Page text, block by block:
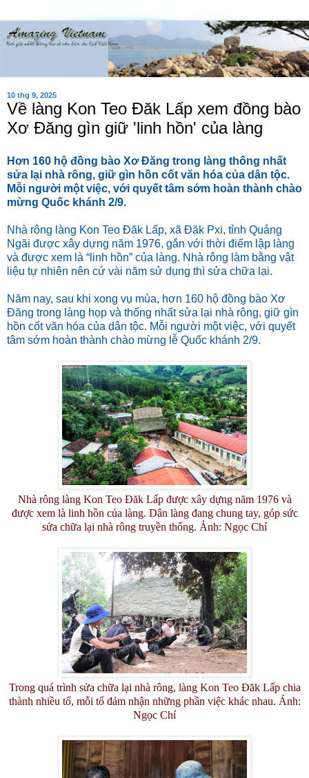
10 thg 9, 2025
Về làng Kon Teo Đăk Lấp xem đồng bào
Xơ Đăng gìn giữ 'linh hồn' của làng
Hơn 160 hộ đồng bào Xơ Đăng trong làng thống nhất
sửa lại nhà rông, giữ gìn hồn cốt văn hóa của dân tộc.
Mỗi người một việc, với quyết tâm sớm hoàn thành chào
mừng Quốc khánh 2/9.
Nhà rông làng Kon Teo Đăk Lấp, xã Đăk Pxi, tỉnh Quảng
Ngãi được xây dựng năm 1976, gắn với thời điểm lập làng
và được xem là “linh hồn” của làng. Nhà rông làm bằng vật
liệu tự nhiên nên cứ vài năm sử dụng thì sửa chữa lại.
Năm nay, sau khi xong vụ mùa, hơn 160 hộ đồng bào Xơ
Đăng trong làng họp và thống nhất sửa lại nhà rông, giữ gìn
hồn cốt văn hóa của dân tộc. Mỗi người một việc, với quyết
tâm sớm hoàn thành chào mừng lễ Quốc khánh 2/9.
Nhà rông làng Kon Teo Đăk Lấp được xây dựng năm 1976 và
được xem là linh hồn của làng. Dân làng đang chung tay, góp sức
sửa chữa lại nhà rông truyền thống. Ảnh: Ngọc Chí
Trong quá trình sửa chữa lại nhà rông, làng Kon Teo Đăk Lấp chia
thành nhiều tổ, mỗi tổ đảm nhận những phần việc khác nhau. Ảnh:
Ngọc Chí